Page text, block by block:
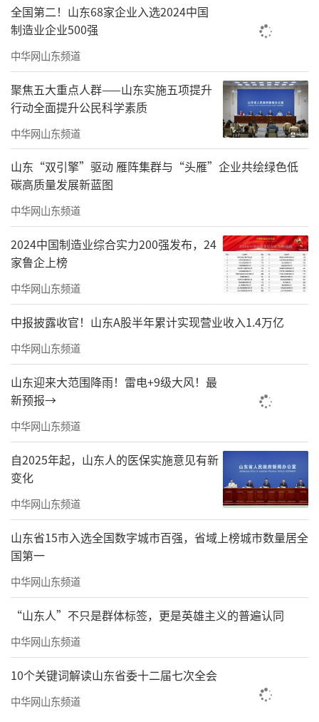
全国第二！山东68家企业入选2024中国
制造业企业500强
中华网山东频道
聚焦五大重点人群——山东实施五项提升
行动全面提升公民科学素质
中华网山东频道
山东“双引擎”驱动 雁阵集群与“头雁”企业共绘绿色低
碳高质量发展新蓝图
中华网山东频道
2024中国制造业综合实力200强发布，24
家鲁企上榜
中华网山东频道
中报披露收官！山东A股半年累计实现营业收入1.4万亿
中华网山东频道
山东迎来大范围降雨！雷电+9级大风！最
新预报→
中华网山东频道
自2025年起，山东人的医保实施意见有新
变化
中华网山东频道
山东省15市入选全国数字城市百强，省域上榜城市数量居全
国第一
中华网山东频道
“山东人”不只是群体标签，更是英雄主义的普遍认同
中华网山东频道
10个关键词解读山东省委十二届七次全会
中华网山东频道